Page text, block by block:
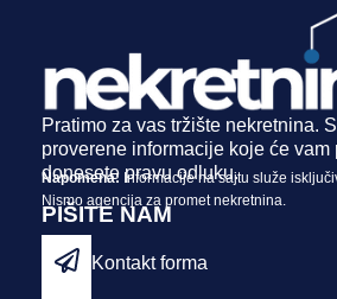
Pratimo za vas tržište nekretnina.
proverene informacije koje će vam
donesete pravu odluku.
Napomena: Informacije na sajtu služe
Nismo agencija za promet nekretnina.
PIŠITE NAM
Kontakt forma